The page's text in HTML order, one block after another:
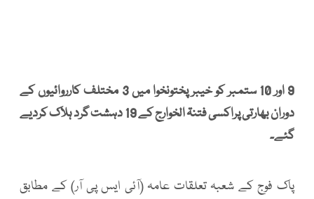
9 اور 10 ستمبر کو خیبر پختونخوا میں 3 مختلف کارروائیوں کے
دوران بھارتی پراکسی فتنۃ الخوارج کے 19 دہشت گرد ہلاک کردیے
گئے۔
پاک فوج کے شعبہ تعلقات عامہ (آئی ایس پی آر) کے مطابق